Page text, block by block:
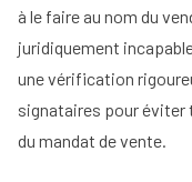
en
étapes
à le faire au nom du
juridiquement
une vérification
signataires pour
du mandat de vente.